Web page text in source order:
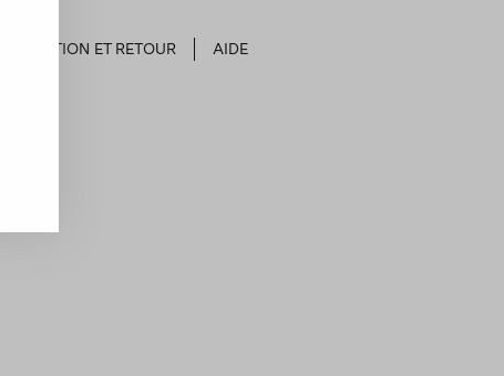
EXPÉDITION ET RETOUR AIDE